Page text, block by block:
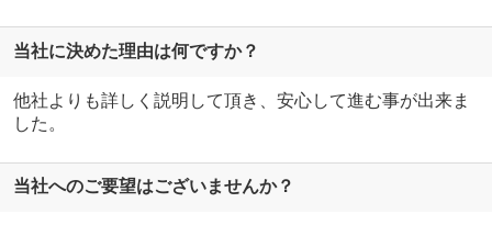
当社に決めた理由は何ですか？
他社よりも詳しく説明して頂き、安心して進む事が出来ま
した。
当社へのご要望はございませんか？